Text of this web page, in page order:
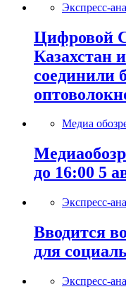
Экспресс-
Цифровой
Казахстан
соединили
Медиа
до 16:00 5
Экспресс-
Вводится
для
Экспресс-